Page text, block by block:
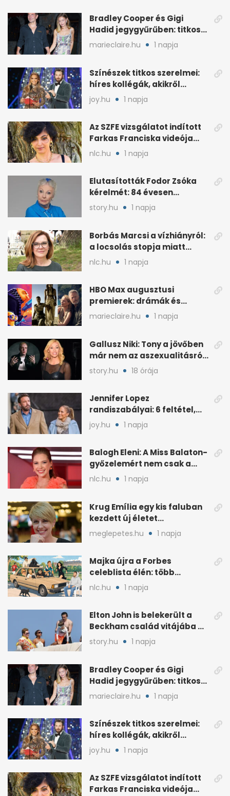
Bradley Cooper és Gigi
Hadid jegygyűrűben: titkos
esküvő jöhet szóba
marieclaire.hu 1 napja
Színészek titkos szerelmei:
híres kollégák, akikről
sokáig hallgattak
joy.hu 1 napja
Az SZFE vizsgálatot indított
Farkas Franciska videója
után
nlc.hu 1 napja
Elutasították Fodor Zsóka
kérelmét: 84 évesen
költöznie kell
story.hu 1 napja
Borbás Marcsi a vízhiányról:
a locsolás stopja miatt
támadják
nlc.hu 1 napja
HBO Max augusztusi
premierek: drámák és
családi filmek egy helyen
marieclaire.hu 1 napja
Gallusz Niki: Tony a jövőben
már nem az aszexualitásról
ír dalt
story.hu 18 órája
Jennifer Lopez
randiszabályai: 6 feltétel,
amit a párjától elvár
joy.hu 1 napja
Balogh Eleni: A Miss Balaton-
győzelemért nem csak a
külseje számított
nlc.hu 1 napja
Krug Emília egy kis faluban
kezdett új életet
szakemberrel
meglepetes.hu 1 napja
Majka újra a Forbes
celeblista élén: több
váratlan név az
élmezőnyben
nlc.hu 1 napja
Elton John is belekerült a
Beckham család vitájába a
francia Riviérán
story.hu 1 napja
Bradley Cooper és Gigi
Hadid jegygyűrűben: titkos
esküvő jöhet szóba
marieclaire.hu 1 napja
Színészek titkos szerelmei:
híres kollégák, akikről
sokáig hallgattak
joy.hu 1 napja
Az SZFE vizsgálatot indított
Farkas Franciska videója